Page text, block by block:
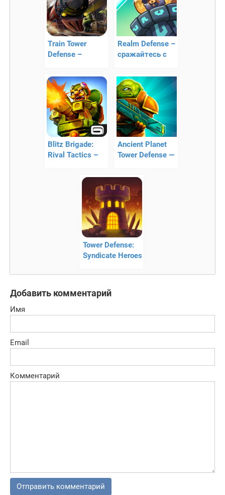
Train Tower
Defense –
Realm Defense –
сражайтесь с
потоками
врагов!
Blitz Brigade:
Rival Tactics –
онлайн режиме
Ancient Planet
Tower Defense —
Tower Defense:
Syndicate Heroes
первенство
Добавить комментарий
Имя
Email
Комментарий